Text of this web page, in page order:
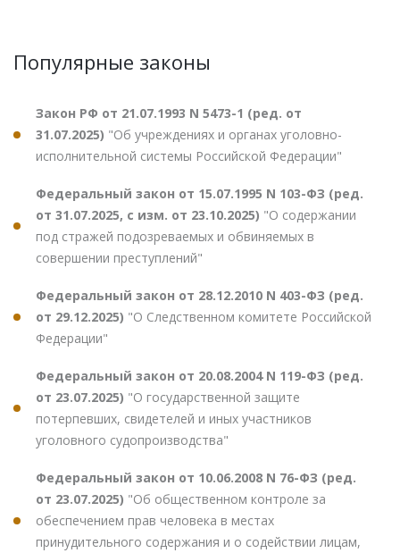
Популярные законы
Закон РФ от 21.07.1993 N 5473-1 (ред. от
31.07.2025) "Об учреждениях и органах уголовно-
исполнительной системы Российской Федерации"
Федеральный закон от 15.07.1995 N 103-ФЗ (ред.
от 31.07.2025, с изм. от 23.10.2025) "О содержании
под стражей подозреваемых и обвиняемых в
совершении преступлений"
Федеральный закон от 28.12.2010 N 403-ФЗ (ред.
от 29.12.2025) "О Следственном комитете Российской
Федерации"
Федеральный закон от 20.08.2004 N 119-ФЗ (ред.
от 23.07.2025) "О государственной защите
потерпевших, свидетелей и иных участников
уголовного судопроизводства"
Федеральный закон от 10.06.2008 N 76-ФЗ (ред.
от 23.07.2025) "Об общественном контроле за
обеспечением прав человека в местах
принудительного содержания и о содействии лицам,